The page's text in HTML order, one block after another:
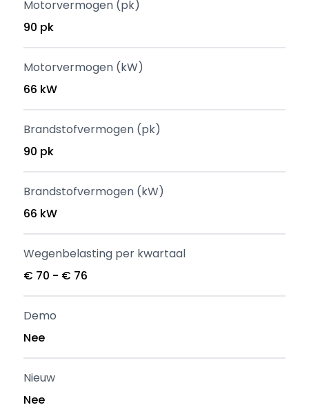
Motorvermogen (pk)
90 pk
Motorvermogen (kW)
66 kW
Brandstofvermogen (pk)
90 pk
Brandstofvermogen (kW)
66 kW
Wegenbelasting per kwartaal
€ 70 - € 76
Demo
Nee
Nieuw
Nee